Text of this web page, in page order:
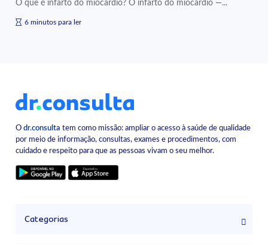
O que é infarto do miocárdio? O infarto do miocárdio —...
6 minutos para ler
Odr.consulta tem como missão: ampliar o acesso à saúde de qualidade
por meio de informação, consultas, exames e procedimentos, com
cuidado e respeito para que as pessoas vivam o seu melhor.
Categorias